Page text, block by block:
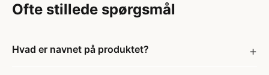
Ofte stillede spørgsmål
Hvad er navnet på produktet?